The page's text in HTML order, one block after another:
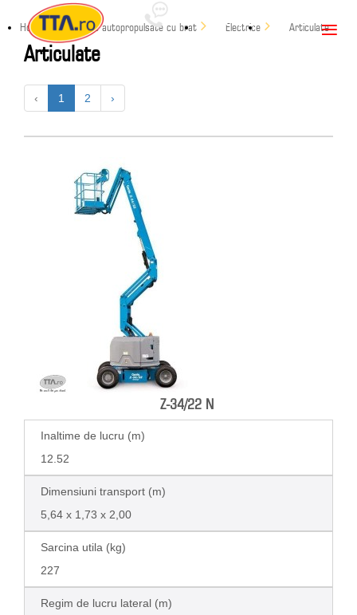
Home Nacele autopropulsate cu brat Electrice Articulate
Articulate
‹ 1 2 ›
Z-34/22 N
Inaltime de lucru (m)
12.52
Dimensiuni transport (m)
5,64 x 1,73 x 2,00
Sarcina utila (kg)
227
Regim de lucru lateral (m)